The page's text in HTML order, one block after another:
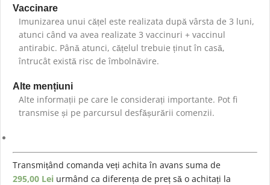
Vaccinare
Imunizarea unui cățel este realizata după vârsta de 3 luni,
atunci când va avea realizate 3 vaccinuri + vaccinul
antirabic. Până atunci, cățelul trebuie ținut în casă,
întrucât există risc de îmbolnăvire.
Alte mențiuni
Alte informații pe care le considerați importante. Pot fi
transmise și pe parcursul desfășurării comenzii.
Transmițând comanda veți achita în avans suma de
295,00 Lei urmând ca diferența de preț să o achitați la